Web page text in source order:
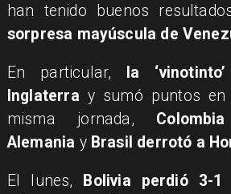
han tenido buenos
sorpresa mayúscula de
En particular,
la
Inglaterra y sumó puntos
misma jornada,
Alemania y Brasil derrotó a
El lunes, Bolivia perdió 3-